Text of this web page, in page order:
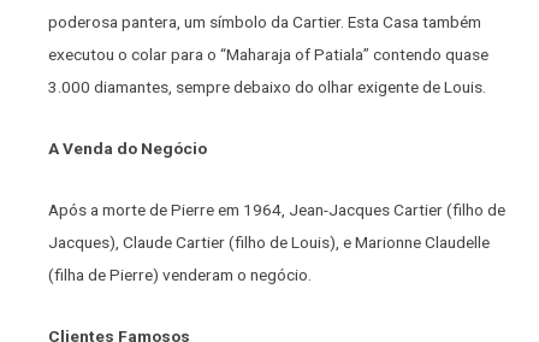
poderosa pantera, um símbolo da Cartier. Esta Casa também
executou o colar para o “Maharaja of Patiala” contendo quase
3.000 diamantes, sempre debaixo do olhar exigente de Louis.
A Venda do Negócio
Após a morte de Pierre em 1964, Jean-Jacques Cartier (filho de
Jacques), Claude Cartier (filho de Louis), e Marionne Claudelle
(filha de Pierre) venderam o negócio.
Clientes Famosos